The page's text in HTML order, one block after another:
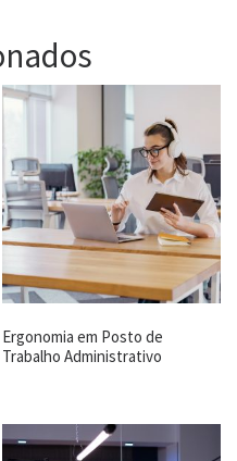
Ergonomia em Posto de
Trabalho Administrativo